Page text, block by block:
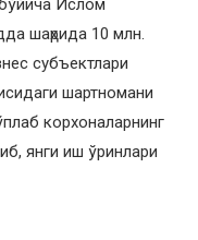
Ислом
шаҳрида 10 млн.
субъектлари
шартномани
корхоналарнинг
янги иш ўринлари